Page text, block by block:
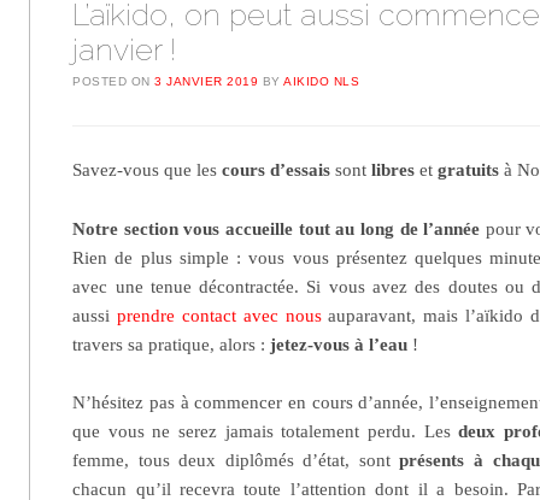
L’aïkido, on peut aussi
janvier !
POSTED ON3 JANVIER 2019 BYAIKIDO NLS
Savez-vous que lescours d’essais sontlibres etgratuits à
Notre section vous accueille tout au long de l’année pour
Rien de plus simple : vous vous présentez quelques
avec une tenue décontractée. Si vous avez des doutes ou
aussiprendre contact avec nousauparavant, mais l’aïkido
travers sa pratique, alors :jetez-vous à l’eau !
N’hésitez pas à commencer en cours d’année,
que vous ne serez jamais totalement perdu. Lesdeux
femme, tous deux diplômés d’état, sontprésents à
chacun qu’il recevra toute l’attention dont il a besoin.